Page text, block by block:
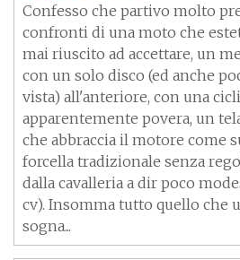
Confesso che partivo molto
confronti di una moto che
mai riuscito ad accettare, un
con un solo disco (ed anche
vista) all'anteriore, con una
apparentemente povera, un
che abbraccia il motore come
forcella tradizionale senza
dalla cavalleria a dir poco
cv). Insomma tutto quello che
sogna...